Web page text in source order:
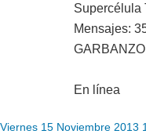
Supercélula
Mensajes:
En línea
Viernes 15 Noviembre 2013